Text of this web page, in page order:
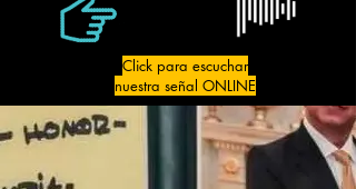
Click para escuchar
nuestra señal ONLINE